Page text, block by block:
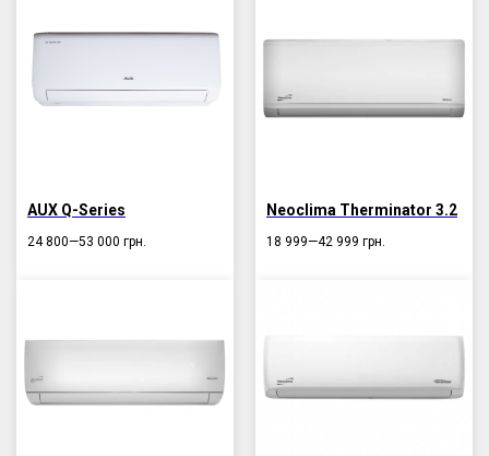
AUX Q-Series
24 800—53 000 грн.
Neoclima Therminator 3.2
18 999—42 999 грн.